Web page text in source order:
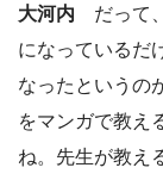
大河内 だって
になっているだ
なったというの
をマンガで教え
ね。先生が教え